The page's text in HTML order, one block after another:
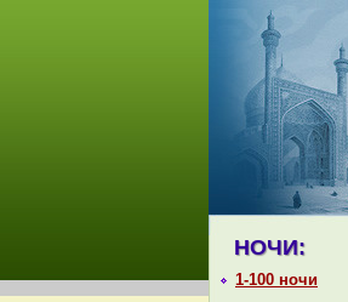
НОЧИ:
1-100 ночи